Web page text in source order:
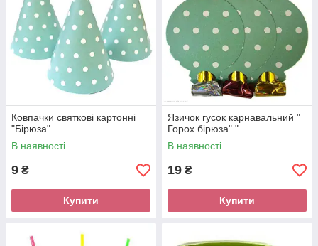
Ковпачки святкові картонні
"Бірюза"
В наявності
9 ₴
Купити
Язичок гусок карнавальний "
Горох бірюза" "
В наявності
19 ₴
Купити